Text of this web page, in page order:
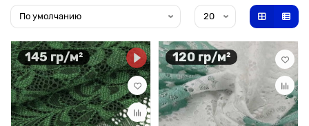
145 гр/м² 120 гр/м²